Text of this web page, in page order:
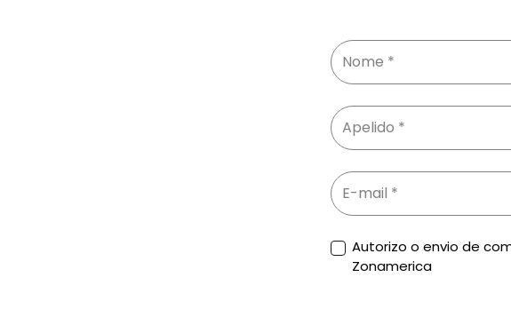
Autorizo o envio de
Zonamerica